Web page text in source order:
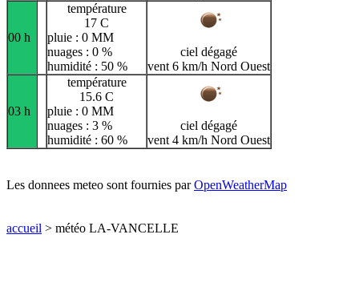
00 h
température
17 C
pluie : 0 MM
nuages : 0 %
humidité : 50 %
ciel dégagé
vent 6 km/h Nord Ouest
03 h
température
15.6 C
pluie : 0 MM
nuages : 3 %
humidité : 60 %
ciel dégagé
vent 4 km/h Nord Ouest
Les donnees meteo sont fournies parOpenWeatherMap
accueil > météo LA-VANCELLE